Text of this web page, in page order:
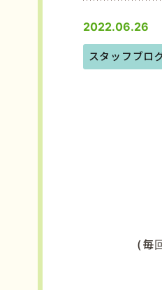
2022.06.26
スタッフブロ
(毎